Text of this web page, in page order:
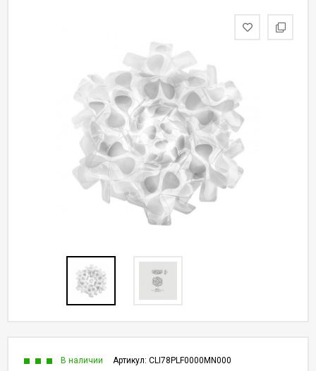
Артикул: CLI78PLF0000MN000
В наличии